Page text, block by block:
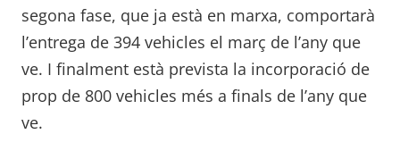
segona fase, que ja està en marxa, comportarà
l’entrega de 394 vehicles el març de l’any que
ve. I finalment està prevista la incorporació de
prop de 800 vehicles més a finals de l’any que
ve.